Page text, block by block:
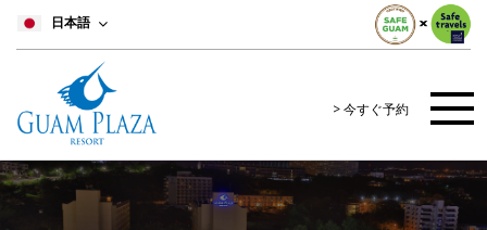
日本語
> 今すぐ予約